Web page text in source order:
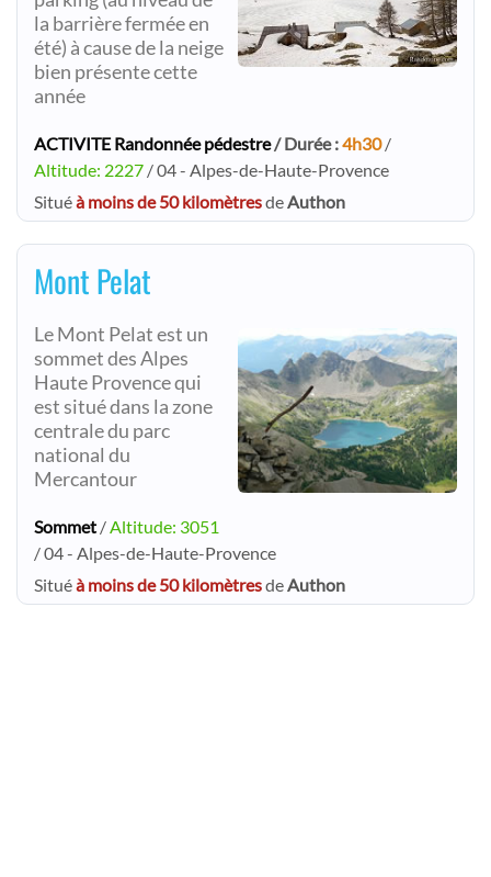
la barrière fermée en
été) à cause de la neige
bien présente cette
année
ACTIVITE Randonnée pédestre/ Durée :4h30/
Altitude: 2227 / 04 - Alpes-de-Haute-Provence
Situéà moins de 50 kilomètresde Authon
Mont Pelat
Le Mont Pelat est un
sommet des Alpes
Haute Provence qui
est situé dans la zone
centrale du parc
national du
Mercantour
Sommet / Altitude: 3051
/ 04 - Alpes-de-Haute-Provence
Situéà moins de 50 kilomètresde Authon